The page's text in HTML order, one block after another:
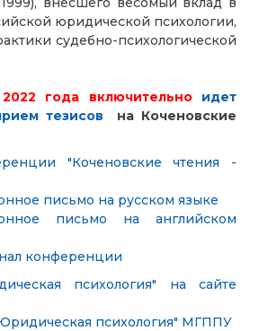
юридической психологии,
судебно-психологической
года включительно
идет
тезисов
на Коченовские
"Коченовские чтения -
письмо на русском языке
письмо на английском
конференции
психология" на сайте
психология" МГППУ